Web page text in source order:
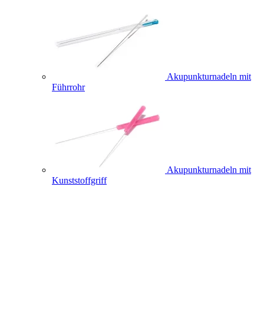
Akupunkturnadeln mit
Führrohr
Akupunkturnadeln mit
Kunststoffgriff